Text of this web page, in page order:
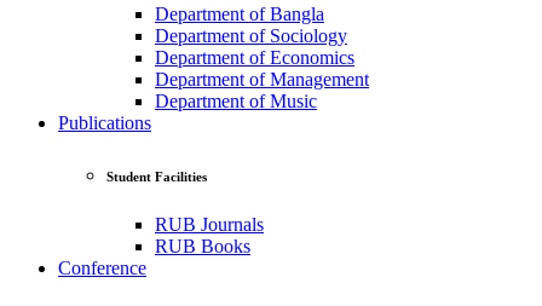
Department of Bangla
Department of Sociology
Department of Economics
Department of Management
Department of Music
Publications
Student Facilities
RUB Journals
RUB Books
Conference